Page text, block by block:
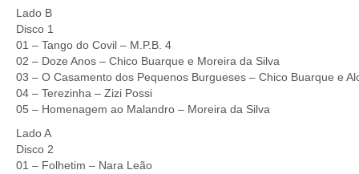
Lado B
Disco 1
01 – Tango do Covil – M.P.B. 4
02 – Doze Anos – Chico Buarque e Moreira da Silva
03 – O Casamento dos Pequenos Burgueses – Chico Buarque e
04 – Terezinha – Zizi Possi
05 – Homenagem ao Malandro – Moreira da Silva
Lado A
Disco 2
01 – Folhetim – Nara Leão